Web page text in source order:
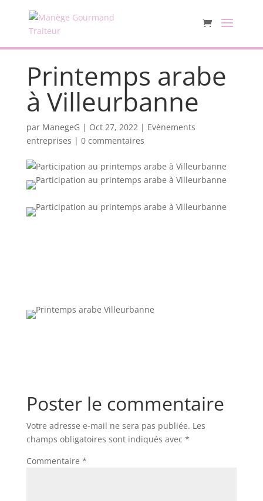
Printemps arabe
à Villeurbanne
par ManegeG | Oct 27, 2022| Evènements
entreprises | 0 commentaires
Poster le commentaire
Votre adresse e-mail ne sera pas publiée. Les
champs obligatoires sont indiqués avec *
Commentaire *